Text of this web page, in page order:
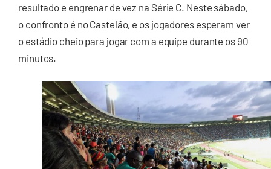
resultado e engrenar de vez na Série C. Neste sábado,
o confronto é no Castelão, e os jogadores esperam ver
o estádio cheio para jogar com a equipe durante os 90
minutos.